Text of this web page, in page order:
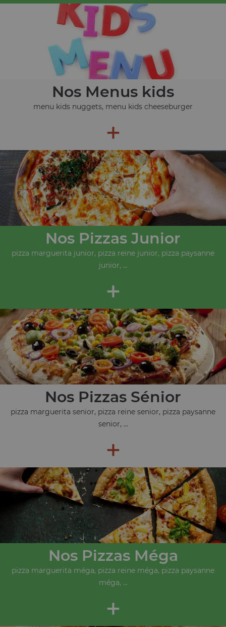
Nos Menus kids
menu kids nuggets, menu kids cheeseburger
+
Nos Pizzas Junior
pizza marguerita junior, pizza reine junior, pizza paysanne
junior, ...
+
Nos Pizzas Sénior
pizza marguerita senior, pizza reine senior, pizza paysanne
senior, ...
+
Nos Pizzas Méga
pizza marguerita méga, pizza reine méga, pizza paysanne
méga, ...
+